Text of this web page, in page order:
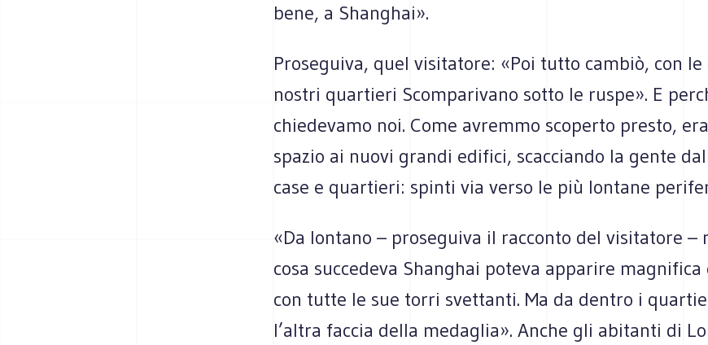
bene, a Shanghai».
Proseguiva, quel visitatore: «Poi tutto cambiò, con le
nostri quartieri Scomparivano sotto le ruspe». E
chiedevamo noi. Come avremmo scoperto presto,
spazio ai nuovi grandi edifici, scacciando la gente
case e quartieri: spinti via verso le più lontane
«Da lontano – proseguiva il racconto del visitatore –
cosa succedeva Shanghai poteva apparire magnifica
con tutte le sue torri svettanti. Ma da dentro i
l’altra faccia della medaglia». Anche gli abitanti di